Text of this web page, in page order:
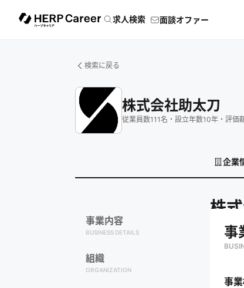
求人検索 面談オファー
検索に戻る
株式会社助太刀
従業員数111名 ・ 設立年数10年 ・ 評価
企業
事業内容
BUSINESS DETAILS
組織
ORGANIZATION
株
事
事